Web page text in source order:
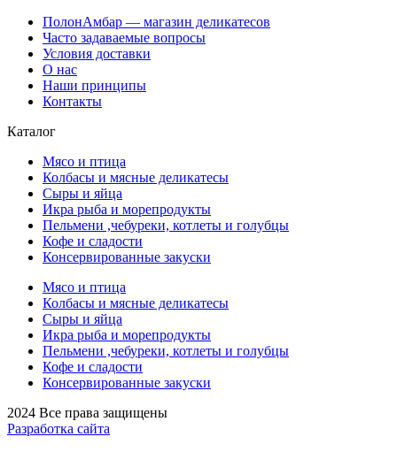
ПолонАмбар — магазин деликатесов
Часто задаваемые вопросы
Условия доставки
О нас
Наши принципы
Контакты
Каталог
Мясо и птица
Колбасы и мясные деликатесы
Сыры и яйца
Икра рыба и морепродукты
Пельмени ,чебуреки, котлеты и голубцы
Кофе и сладости
Консервированные закуски
Мясо и птица
Колбасы и мясные деликатесы
Сыры и яйца
Икра рыба и морепродукты
Пельмени ,чебуреки, котлеты и голубцы
Кофе и сладости
Консервированные закуски
2024 Все права защищены
Разработка сайта